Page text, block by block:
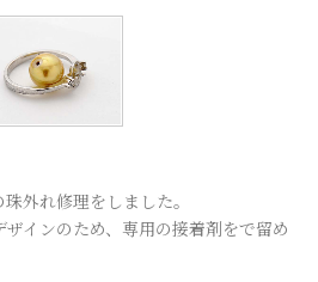
外れ修理をしました。
インのため、専用の接着剤をで留め